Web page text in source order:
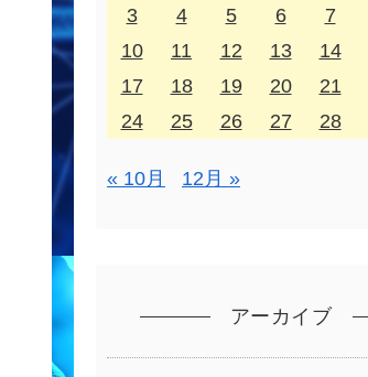
3
4 5 6 7
10
11 12 13 14
17
18 19 20 21
24
25 26 27 28
« 10月 12月 »
アーカイブ